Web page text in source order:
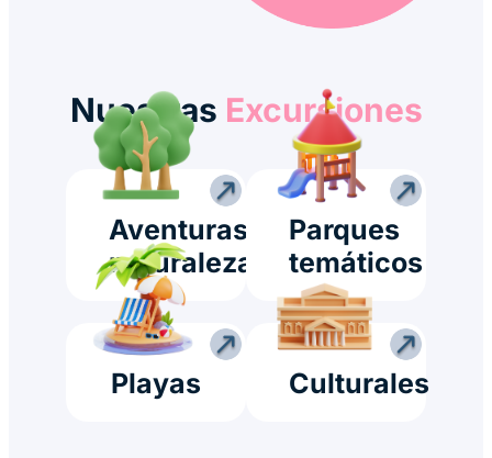
Nuestras Excursiones
Aventuras
naturaleza
Parques
temáticos
Playas Culturales